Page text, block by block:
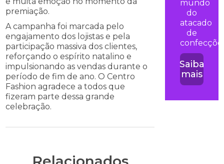
premiação.
A campanha foi marcada pelo
engajamento dos lojistas e pela
participação massiva dos clientes,
reforçando o espírito natalino e
impulsionando as vendas durante o
período de fim de ano. O Centro
Fashion agradece a todos que
fizeram parte dessa grande
celebração.
mundo
do
atacado
de
Saiba
mais